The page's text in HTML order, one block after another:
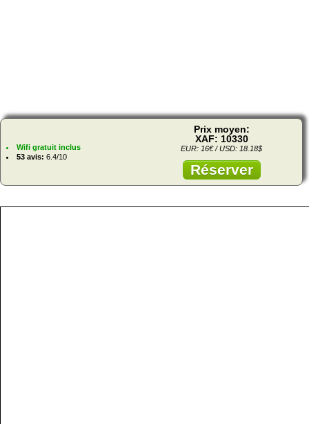
Wifi gratuit inclus
53 avis: 6.4/10
Prix moyen:
XAF: 10330
EUR: 16€ / USD: 18.18$
Réserver